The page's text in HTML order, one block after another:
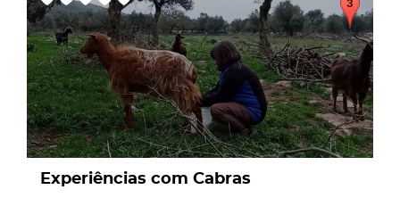
Experiências com Cabras